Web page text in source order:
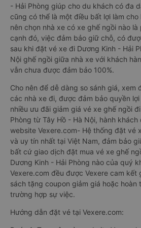
- Hải Phòng giúp cho du khách có đa
cũng có thể là một điều bất lợi làm
nên chọn nhà xe có xe ghế ngồi nào là
cạnh đó, việc đảm bảo giữ chỗ, có
sau khi đặt vé xe đi Dương Kinh - Hải
Nội ghế ngồi giữa nhà xe với khách
vẫn chưa được đảm bảo 100%.
Cho nên để dễ dàng so sánh giá, xem
các nhà xe đi, được đảm bảo quyền
nhiều ưu đãi giảm giá vé xe ghế ngồi
Phòng từ Tây Hồ - Hà Nội, hành
website Vexere.com- Hệ thống đặt vé
và uy tín nhất tại Việt Nam, đảm bảo
bất cứ giao dịch đặt mua vé xe ghế
Dương Kinh - Hải Phòng nào của quý
Vexere.com đều được Vexere cam kết
sách tặng coupon giảm giá hoặc hoàn
trường hợp sự việc.
Hướng dẫn đặt vé tại Vexere.com: